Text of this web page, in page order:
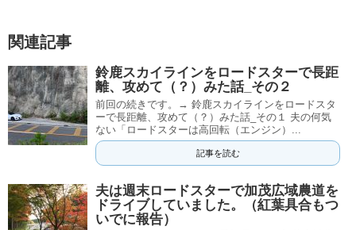
関連記事
鈴鹿スカイラインをロードスターで長距
離、攻めて（？）みた話_その２
前回の続きです。→ 鈴鹿スカイラインをロードスタ
ーで長距離、攻めて（？）みた話_その１ 夫の何気
ない「ロードスターは高回転（エンジン）...
記事を読む
夫は週末ロードスターで加茂広域農道を
ドライブしていました。（紅葉具合もつ
いでに報告）